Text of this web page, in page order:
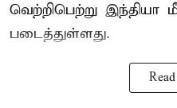
வெற்றிபெற்று
படைத்துள்ளது.